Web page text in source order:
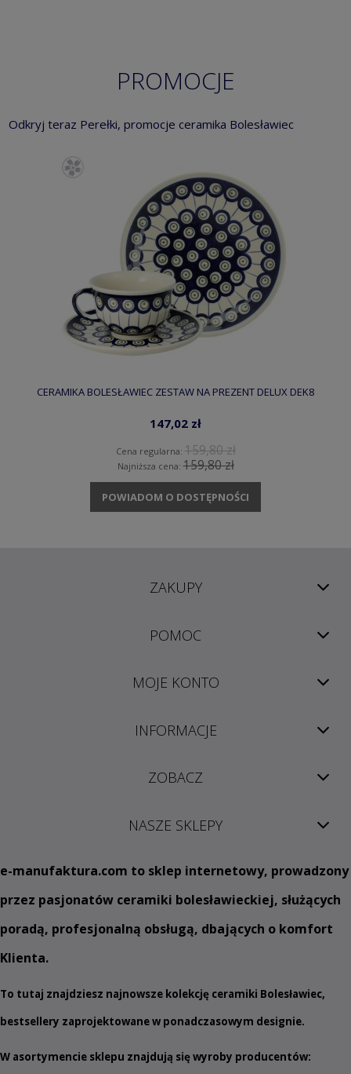
PROMOCJE
Odkryj teraz Perełki, promocje ceramika Bolesławiec
CERAMIKA BOLESŁAWIEC ZESTAW NA PREZENT DELUX DEK8
147,02 zł
Cena regularna: 159,80 zł
Najniższa cena:159,80 zł
POWIADOM O DOSTĘPNOŚCI
ZAKUPY
POMOC
MOJE KONTO
INFORMACJE
ZOBACZ
NASZE SKLEPY
e-manufaktura.com to sklep internetowy, prowadzony
przez pasjonatów ceramiki bolesławieckiej, służących
poradą, profesjonalną obsługą, dbających o komfort
Klienta.
To tutaj znajdziesz najnowsze kolekcję ceramiki Bolesławiec,
bestsellery zaprojektowane w ponadczasowym designie.
W asortymencie sklepu znajdują się wyroby producentów: